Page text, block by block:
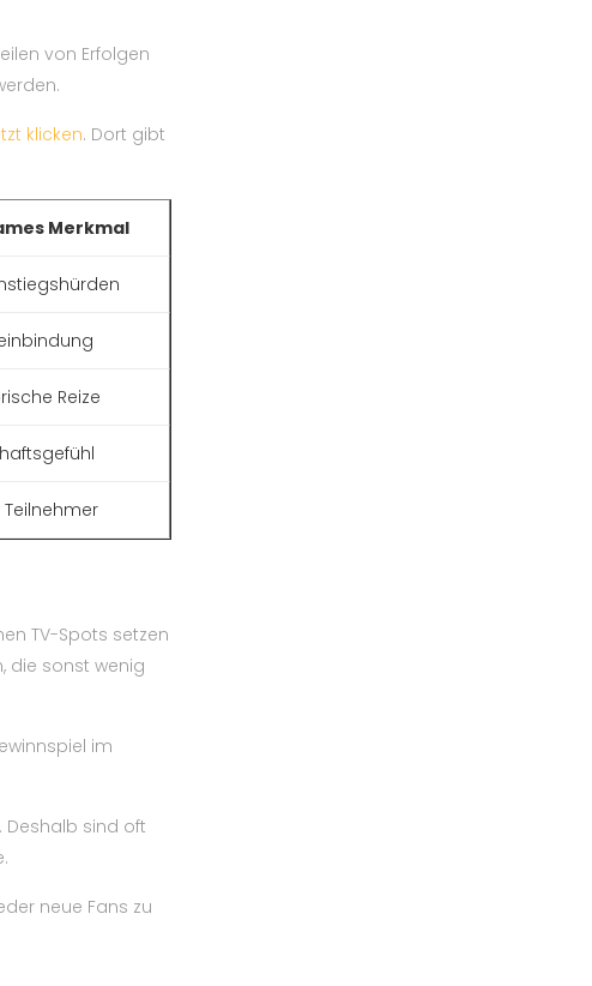
von Erfolgen
klicken. Dort gibt
Merkmal
Reize
TV-Spots setzen
die sonst wenig
im
Deshalb sind oft
neue Fans zu